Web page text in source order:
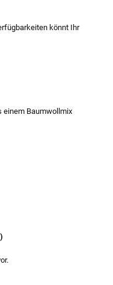
verfügbar.)
nicht verfügbar.)
ist zurzeit nicht verfügbar.)
könnt Ihr
einem Baumwollmix